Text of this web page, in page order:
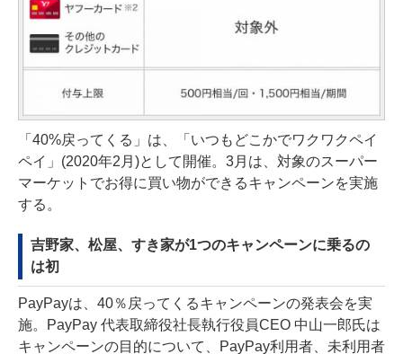
「40%戻ってくる」は、「いつもどこかでワクワクペイ
ペイ」(2020年2月)として開催。3月は、対象のスーパー
マーケットでお得に買い物ができるキャンペーンを実施
する。
吉野家、松屋、すき家が1つのキャンペーンに乗るの
は初
PayPayは、40％戻ってくるキャンペーンの発表会を実
施。PayPay 代表取締役社長執行役員CEO 中山一郎氏は
キャンペーンの目的について、PayPay利用者、未利用者